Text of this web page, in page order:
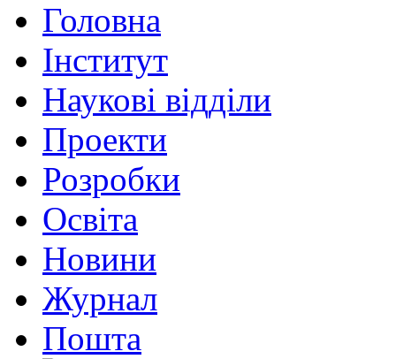
Головна
Інститут
Наукові відділи
Проекти
Розробки
Освіта
Новини
Журнал
Пошта